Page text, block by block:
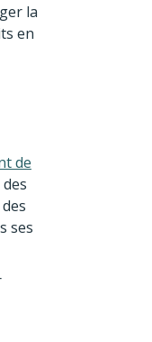
la
en
de
ses